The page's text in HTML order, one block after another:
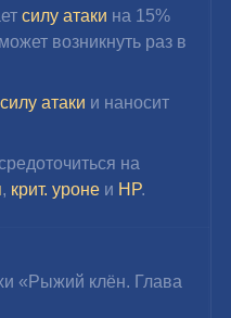
силу атаки на 15%
возникнуть раз в
силу атаки и наносит
на
, крит. уроне и HP.
«Рыжий клён. Глава